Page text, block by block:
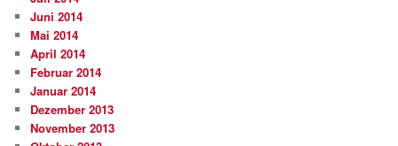
Juni 2014
Mai 2014
April 2014
Februar 2014
Januar 2014
Dezember 2013
November 2013